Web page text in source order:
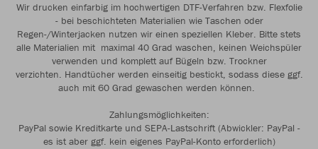
Wir drucken einfarbig im hochwertigen DTF-Verfahren bzw. Flexfolie
- bei beschichteten Materialien wie Taschen oder
Regen-/Winterjacken nutzen wir einen speziellen Kleber. Bitte stets
alle Materialien mit maximal 40 Grad waschen, keinen Weichspüler
verwenden und komplett auf Bügeln bzw. Trockner
verzichten. Handtücher werden einseitig bestickt, sodass diese ggf.
auch mit 60 Grad gewaschen werden können.
Zahlungsmöglichkeiten:
PayPal sowie Kreditkarte und SEPA-Lastschrift (Abwickler: PayPal -
es ist aber ggf. kein eigenes PayPal-Konto erforderlich)